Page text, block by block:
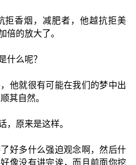
拒香烟，减肥者，他越抗拒美
倍的放大了。
什么呢？
他就很有可能在我们的梦中出
其自然。
，原来是这样。
好多什么强迫观念啊，然后什
像没有讲完诶，而且前面你挖